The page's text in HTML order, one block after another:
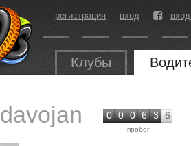
регистрация вход
Клубы
davojan 0 0 0 6 3 6
пробег